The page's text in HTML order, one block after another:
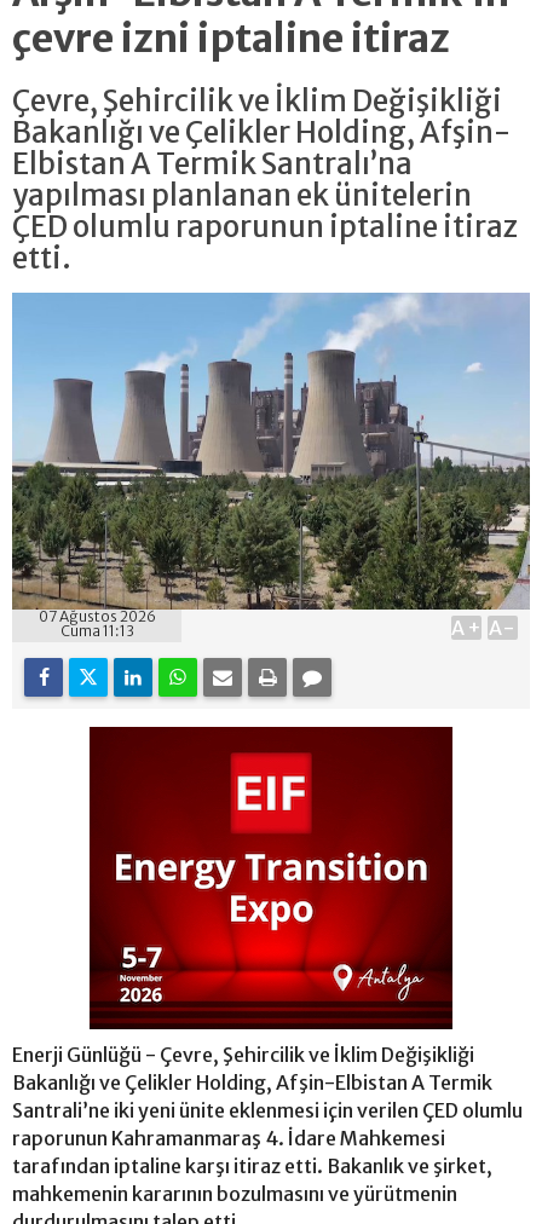
çevre izni iptaline itiraz
Çevre, Şehircilik ve İklim Değişikliği
Bakanlığı ve Çelikler Holding, Afşin-
Elbistan A Termik Santralı’na
yapılması planlanan ek ünitelerin
ÇED olumlu raporunun iptaline itiraz
etti.
07 Ağustos 2026
Cuma 11:13
A+ A-
Enerji Günlüğü - Çevre, Şehircilik ve İklim Değişikliği
Bakanlığı ve Çelikler Holding, Afşin-Elbistan A Termik
Santrali’ne iki yeni ünite eklenmesi için verilen ÇED olumlu
raporunun Kahramanmaraş 4. İdare Mahkemesi
tarafından iptaline karşı itiraz etti. Bakanlık ve şirket,
mahkemenin kararının bozulmasını ve yürütmenin